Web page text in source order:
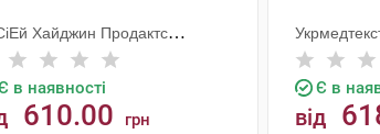
Хайджин Продактс
в наявності
610.00 грн
Є в
від